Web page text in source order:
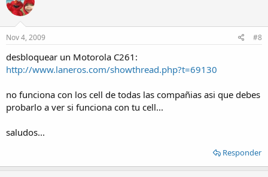
Nov 4, 2009 #8
desbloquear un Motorola C261:
http://www.laneros.com/showthread.php?t=69130
no funciona con los cell de todas las compañias asi que debes
probarlo a ver si funciona con tu cell...
saludos...
Responder